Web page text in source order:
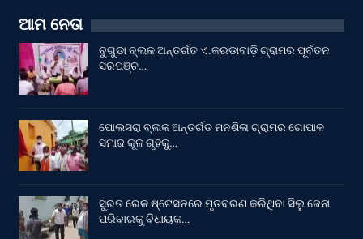
ଆମ ନେତା
ବୁଗୁଡା ବ୍ଲକ ଅନ୍ତର୍ଗତ ଏ.କରଡାବାଡ଼ି ଗ୍ରାମର ପୂର୍ବତନ
ସରପଞ୍ଚ…
ପୋଲସରା ବ୍ଲକ ଅନ୍ତର୍ଗତ ମନଶିଳା ଗ୍ରାମର ଗୋପାଳ
ସମାଜ କୂଳ ଗୃହକୁ…
ସୁରତ ରେଳ ଷ୍ଟେସନରେ ମୃତବରଣ କରିଥିବା ସିଲୁ ଜେନା
ପରିବାରକୁ ବିଧାୟକ…